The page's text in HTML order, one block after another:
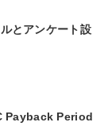
とアンケート設
Payback Period